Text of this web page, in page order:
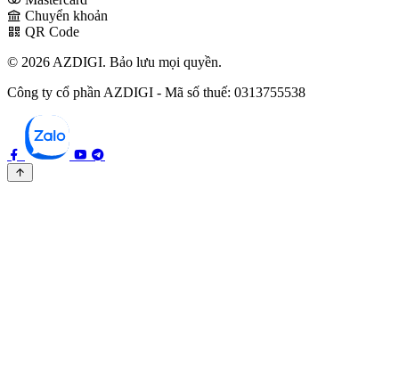
Chuyển khoản
QR Code
© 2026 AZDIGI. Bảo lưu mọi quyền.
Công ty cổ phần AZDIGI - Mã số thuế: 0313755538